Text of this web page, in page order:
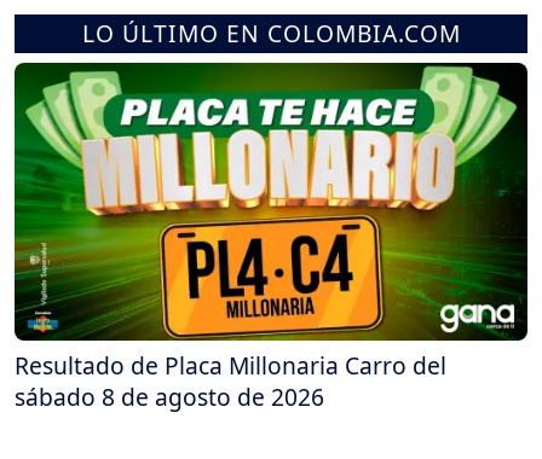
LO ÚLTIMO EN COLOMBIA.COM
Resultado de Placa Millonaria Carro del
sábado 8 de agosto de 2026